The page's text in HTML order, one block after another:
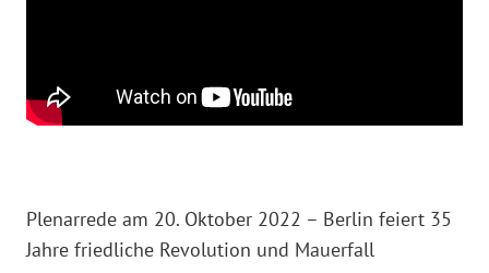
Plenarrede am 20. Oktober 2022 – Berlin feiert 35
Jahre friedliche Revolution und Mauerfall